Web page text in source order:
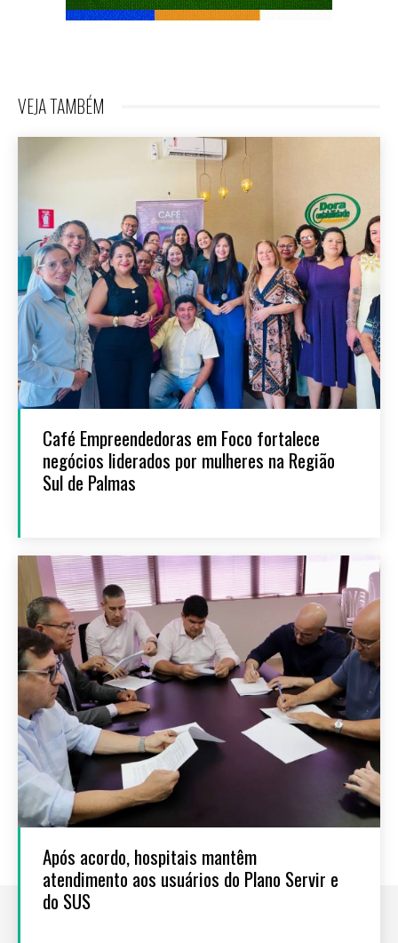
VEJA TAMBÉM
Café Empreendedoras em Foco fortalece
negócios liderados por mulheres na Região
Sul de Palmas
Após acordo, hospitais mantêm
atendimento aos usuários do Plano Servir e
do SUS